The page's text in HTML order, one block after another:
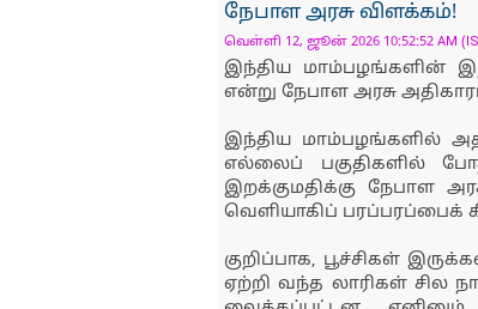
நேபாள அரசு விளக்கம்!
வெள்ளி 12, ஜூன் 2026 10:52:52 AM
இந்திய மாம்பழங்களின்
என்று நேபாள அரசு
இந்திய மாம்பழங்களில்
எல்லைப் பகுதிகளில்
இறக்குமதிக்கு நேபாள
வெளியாகிப் பரப்பரப்பைக்
குறிப்பாக, பூச்சிகள்
ஏற்றி வந்த லாரிகள் சில